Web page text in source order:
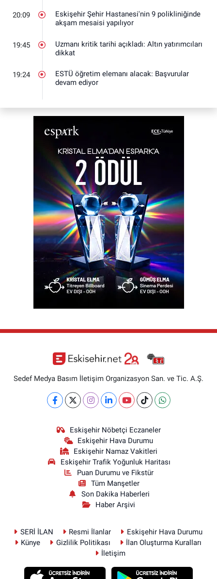
20:09
Eskişehir Şehir Hastanesi'nin 9 polikliniğinde
akşam mesaisi yapılıyor
19:45
Uzmanı kritik tarihi açıkladı: Altın yatırımcıları
dikkat
19:24
ESTÜ öğretim elemanı alacak: Başvurular
devam ediyor
Sedef Medya Basım İletişim Organizasyon San. ve Tic. A.Ş.
Eskişehir Nöbetçi Eczaneler
Eskişehir Hava Durumu
Eskişehir Namaz Vakitleri
Eskişehir Trafik Yoğunluk Haritası
Puan Durumu ve Fikstür
Tüm Manşetler
Son Dakika Haberleri
Haber Arşivi
SERİ İLAN Resmi İlanlar
Eskişehir Hava Durumu
Künye
Gizlilik Politikası
İlan Oluşturma Kuralları
İletişim